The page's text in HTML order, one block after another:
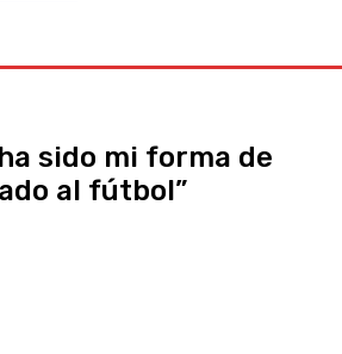
sido mi forma de
al fútbol”